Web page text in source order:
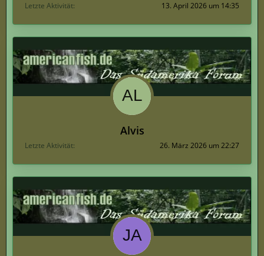
Letzte Aktivität 13. April 2026 um 14:35
Alvis
Letzte Aktivität 26. März 2026 um 22:27